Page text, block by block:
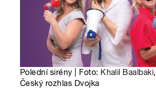
Polední sirény | Foto: Khalil Baalbaki,
Český rozhlas Dvojka